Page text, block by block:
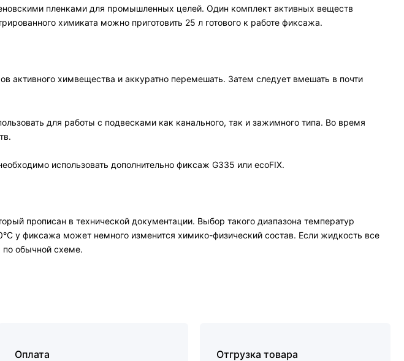
пленками для промышленных целей. Один комплект активных веществ
химиката можно приготовить 25 л готового к работе фиксажа.
активного химвещества и аккуратно перемешать. Затем следует вмешать в почти
для работы с подвесками как канального, так и зажимного типа. Во время
использовать дополнительно фиксаж G335 или ecoFIX.
прописан в технической документации. Выбор такого диапазона температур
у фиксажа может немного изменится химико-физический состав. Если жидкость все
по обычной схеме.
Оплата Отгрузка товара